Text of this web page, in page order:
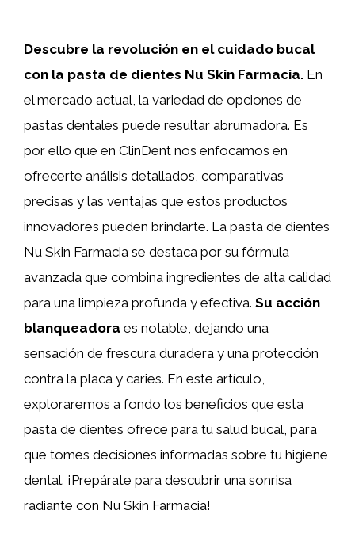
Descubre la revolución en el cuidado bucal
con la pasta de dientes Nu Skin Farmacia. En
el mercado actual, la variedad de opciones de
pastas dentales puede resultar abrumadora. Es
por ello que en ClinDent nos enfocamos en
ofrecerte análisis detallados, comparativas
precisas y las ventajas que estos productos
innovadores pueden brindarte. La pasta de dientes
Nu Skin Farmacia se destaca por su fórmula
avanzada que combina ingredientes de alta calidad
para una limpieza profunda y efectiva. Su acción
blanqueadora es notable, dejando una
sensación de frescura duradera y una protección
contra la placa y caries. En este artículo,
exploraremos a fondo los beneficios que esta
pasta de dientes ofrece para tu salud bucal, para
que tomes decisiones informadas sobre tu higiene
dental. ¡Prepárate para descubrir una sonrisa
radiante con Nu Skin Farmacia!